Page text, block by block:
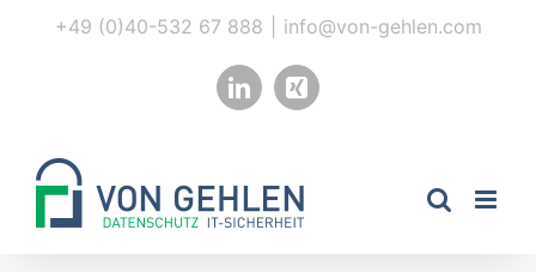
+49 (0)40-532 67 888 info@von-gehlen.com
LinkedIn
Xing